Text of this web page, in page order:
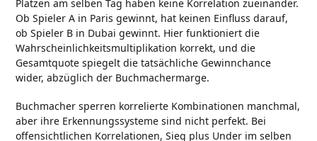
Plätzen am selben Tag haben keine Korrelation zueinander.
Ob Spieler A in Paris gewinnt, hat keinen Einfluss darauf,
ob Spieler B in Dubai gewinnt. Hier funktioniert die
Wahrscheinlichkeitsmultiplikation korrekt, und die
Gesamtquote spiegelt die tatsächliche Gewinnchance
wider, abzüglich der Buchmachermarge.
Buchmacher sperren korrelierte Kombinationen manchmal,
aber ihre Erkennungssysteme sind nicht perfekt. Bei
offensichtlichen Korrelationen, Sieg plus Under im selben